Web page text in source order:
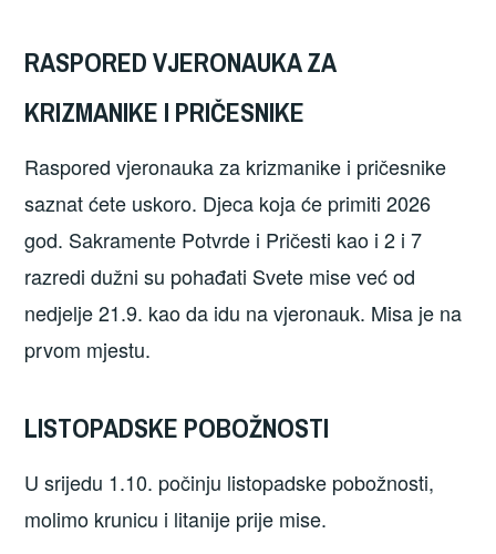
RASPORED VJERONAUKA ZA
KRIZMANIKE I PRIČESNIKE
Raspored vjeronauka za krizmanike i pričesnike
saznat ćete uskoro. Djeca koja će primiti 2026
god. Sakramente Potvrde i Pričesti kao i 2 i 7
razredi dužni su pohađati Svete mise već od
nedjelje 21.9. kao da idu na vjeronauk. Misa je na
prvom mjestu.
LISTOPADSKE POBOŽNOSTI
U srijedu 1.10. počinju listopadske pobožnosti,
molimo krunicu i litanije prije mise.